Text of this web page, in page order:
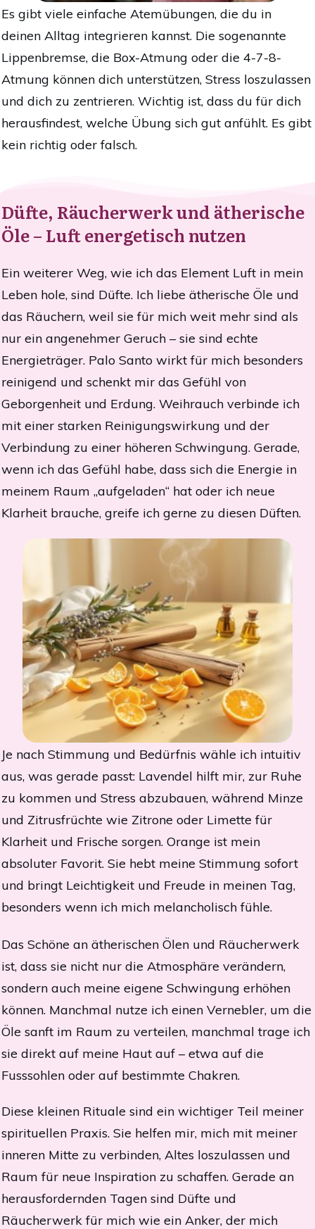
Es gibt viele einfache Atemübungen, die du in
deinen Alltag integrieren kannst. Die sogenannte
Lippenbremse, die Box-Atmung oder die 4-7-8-
Atmung können dich unterstützen, Stress loszulassen
und dich zu zentrieren. Wichtig ist, dass du für dich
herausfindest, welche Übung sich gut anfühlt. Es gibt
kein richtig oder falsch.
Düfte, Räucherwerk und ätherische
Öle – Luft energetisch nutzen
Ein weiterer Weg, wie ich das Element Luft in mein
Leben hole, sind Düfte. Ich liebe ätherische Öle und
das Räuchern, weil sie für mich weit mehr sind als
nur ein angenehmer Geruch – sie sind echte
Energieträger. Palo Santo wirkt für mich besonders
reinigend und schenkt mir das Gefühl von
Geborgenheit und Erdung. Weihrauch verbinde ich
mit einer starken Reinigungswirkung und der
Verbindung zu einer höheren Schwingung. Gerade,
wenn ich das Gefühl habe, dass sich die Energie in
meinem Raum „aufgeladen“ hat oder ich neue
Klarheit brauche, greife ich gerne zu diesen Düften.
Je nach Stimmung und Bedürfnis wähle ich intuitiv
aus, was gerade passt: Lavendel hilft mir, zur Ruhe
zu kommen und Stress abzubauen, während Minze
und Zitrusfrüchte wie Zitrone oder Limette für
Klarheit und Frische sorgen. Orange ist mein
absoluter Favorit. Sie hebt meine Stimmung sofort
und bringt Leichtigkeit und Freude in meinen Tag,
besonders wenn ich mich melancholisch fühle.
Das Schöne an ätherischen Ölen und Räucherwerk
ist, dass sie nicht nur die Atmosphäre verändern,
sondern auch meine eigene Schwingung erhöhen
können. Manchmal nutze ich einen Vernebler, um die
Öle sanft im Raum zu verteilen, manchmal trage ich
sie direkt auf meine Haut auf – etwa auf die
Fusssohlen oder auf bestimmte Chakren.
Diese kleinen Rituale sind ein wichtiger Teil meiner
spirituellen Praxis. Sie helfen mir, mich mit meiner
inneren Mitte zu verbinden, Altes loszulassen und
Raum für neue Inspiration zu schaffen. Gerade an
herausfordernden Tagen sind Düfte und
Räucherwerk für mich wie ein Anker, der mich